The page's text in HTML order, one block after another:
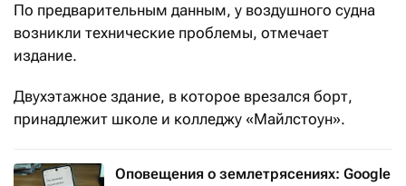
По предварительным данным, у воздушного судна
возникли технические проблемы, отмечает
издание.
Двухэтажное здание, в которое врезался борт,
принадлежит школе и колледжу «Майлстоун».
Оповещения о землетрясениях: Google